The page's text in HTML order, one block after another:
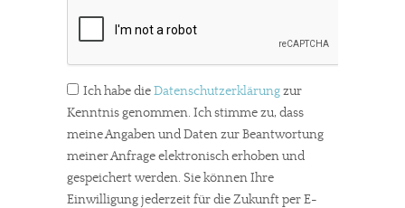
In eigener Sache
Ich habe dieDatenschutzerklärungzur
Kenntnis genommen. Ich stimme zu, dass
meine Angaben und Daten zur Beantwortung
meiner Anfrage elektronisch erhoben und
gespeichert werden. Sie können Ihre
Einwilligung jederzeit für die Zukunft per E-